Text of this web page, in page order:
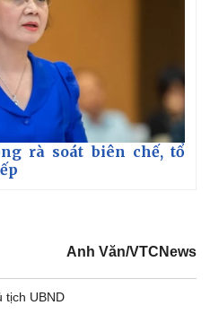
rà soát biên chế, tổ
Anh Văn/VTCNews
tịch UBND